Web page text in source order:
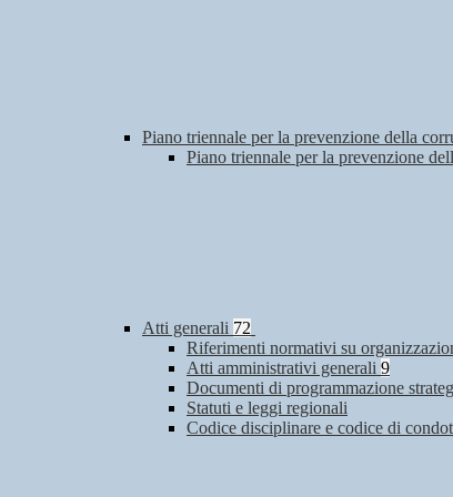
Piano triennale per la prevenzione della
Piano triennale per la prevenzione
Atti generali 72
Riferimenti normativi su
Atti amministrativi generali 9
Documenti di programmazione
Statuti e leggi regionali
Codice disciplinare e codice di